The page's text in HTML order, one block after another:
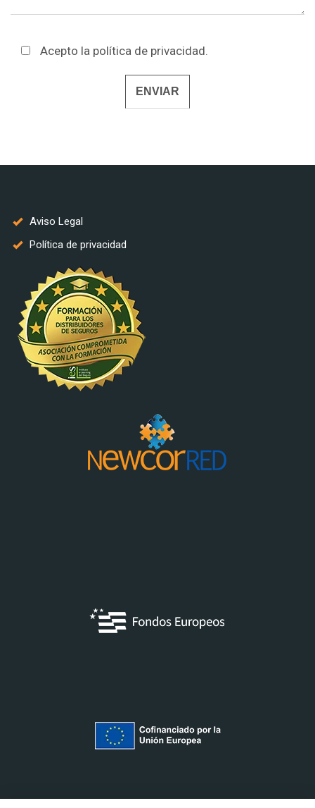
Acepto la política de privacidad.
Aviso Legal
Política de privacidad